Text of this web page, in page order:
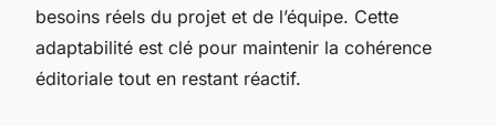
besoins réels du projet et de l’équipe. Cette
adaptabilité est clé pour maintenir la cohérence
éditoriale tout en restant réactif.